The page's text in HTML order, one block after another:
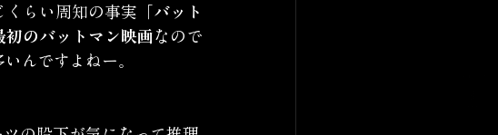
くらい周知の事実 「バット
初のバットマン映画なので
んですよねー。